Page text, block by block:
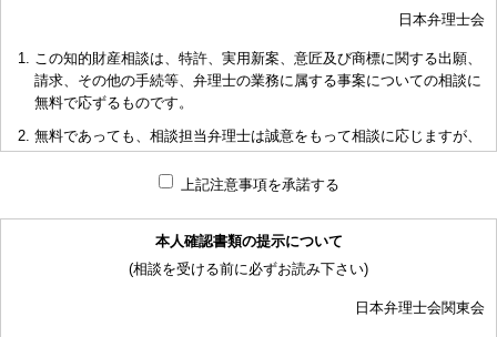
日本弁理士会
この知的財産相談は、特許、実用新案、意匠及び商標に関する出願、
請求、その他の手続等、弁理士の業務に属する事案についての相談に
無料で応ずるものです。
無料であっても、相談担当弁理士は誠意をもって相談に応じますが、
もありますことを予めご了承下さい。
め、相談内容について、相談担当弁理士も当会も法的責任を負うもの
ではないことを予めご了承下さい。
上記注意事項を承諾する
本人確認書類の提示について
(相談を受ける前に必ずお読み下さい)
日本弁理士会関東会